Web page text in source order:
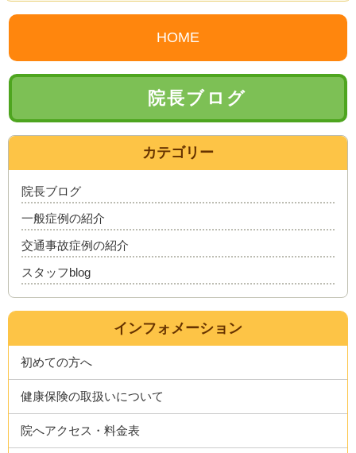
HOME
院長ブログ
カテゴリー
院長ブログ
一般症例の紹介
交通事故症例の紹介
スタッフblog
インフォメーション
初めての方へ
健康保険の取扱いについて
院へアクセス・料金表